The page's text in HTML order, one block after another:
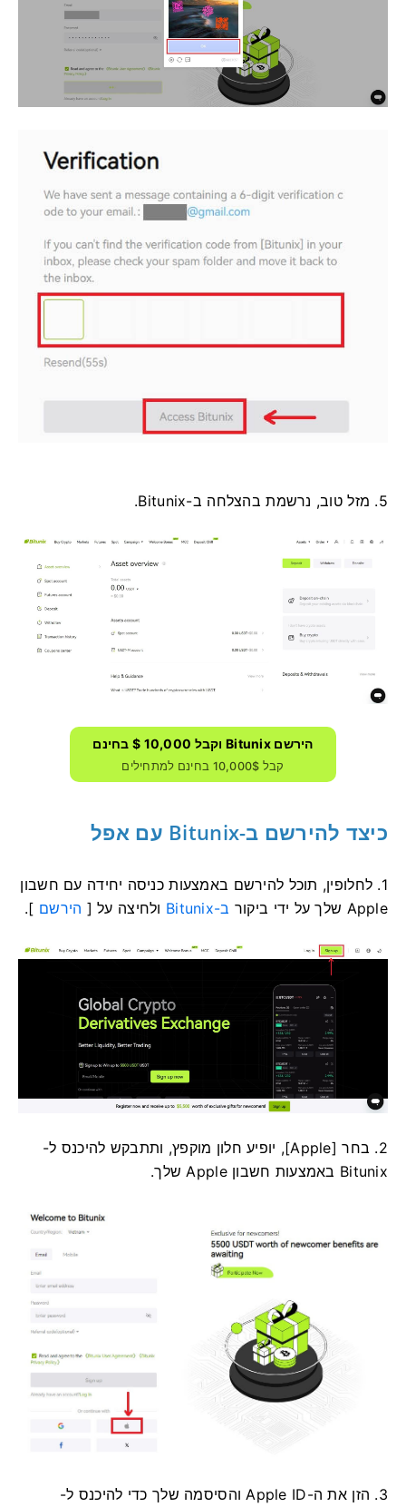
5. מזל טוב, נרשמת בהצלחה ב-Bitunix.
הירשם Bitunix וקבל 10,000 $ בחינם
קבל 10,000$ בחינם למתחילים
כיצד להירשם ב-Bitunix עם אפל
1. לחלופין, תוכל להירשם באמצעות כניסה יחידה עם חשבון
Apple שלך ​​על ידי ביקור
ב-Bitunix ולחיצה על [ הירשם ].
2. בחר [Apple], יופיע חלון מוקפץ, ותתבקש להיכנס ל-
Bitunix באמצעות חשבון Apple שלך.
3. הזן את ה-Apple ID והסיסמה שלך כדי להיכנס ל-